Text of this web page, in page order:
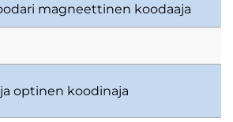
magneettinen koodaaja
optinen koodinaja